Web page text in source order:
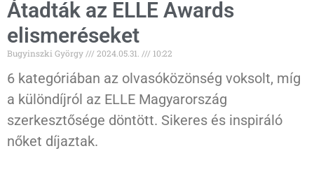
Átadták az ELLE Awards
elismeréseket
Bugyinszki György 2024.05.31. 10:22
6 kategóriában az olvasóközönség voksolt, míg
a különdíjról az ELLE Magyarország
szerkesztősége döntött. Sikeres és inspiráló
nőket díjaztak.